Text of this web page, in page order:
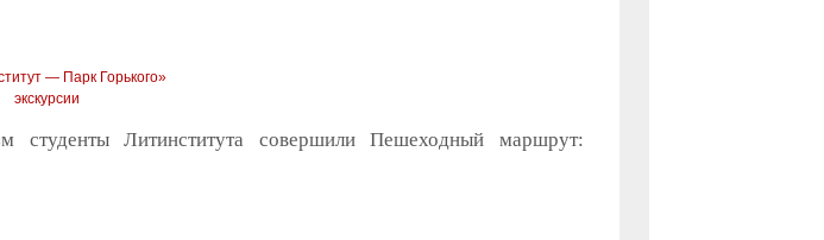
— Парк Горького»
экскурсии
Литинститута совершили Пешеходный маршрут: